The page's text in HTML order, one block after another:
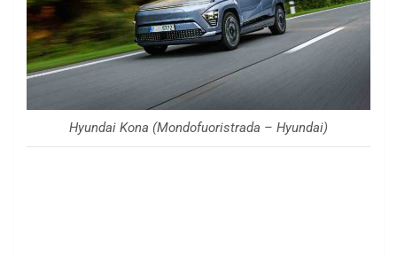
Hyundai Kona (Mondofuoristrada – Hyundai)